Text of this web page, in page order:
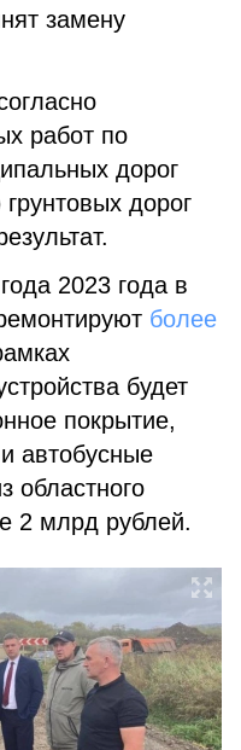
замену
работ по
дорог
дорог
2023 года в
более
будет
покрытие,
автобусные
областного
2 млрд рублей.